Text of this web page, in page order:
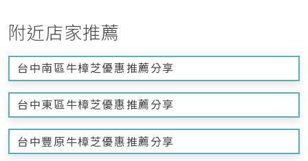
附近店家推薦
台中南區牛樟芝優惠推薦分享
台中東區牛樟芝優惠推薦分享
台中豐原牛樟芝優惠推薦分享